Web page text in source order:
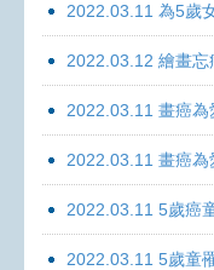
2022.03.11 為5歲
2022.03.12 繪畫
2022.03.11 畫癌
2022.03.11 畫癌
2022.03.11 5歲癌
2022.03.11 5歲童